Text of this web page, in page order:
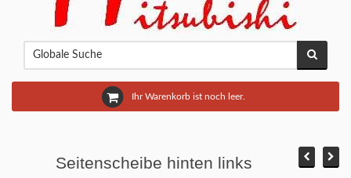
Ihr Warenkorb ist noch leer.
Seitenscheibe hinten links